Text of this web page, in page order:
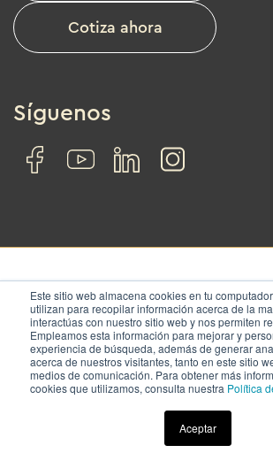
Este sitio web almacena cookies en tu
utilizan para recopilar información acerca de la
interactúas con nuestro sitio web y nos permiten
Empleamos esta información para mejorar y
experiencia de búsqueda, además de generar
acerca de nuestros visitantes, tanto en este sitio
medios de comunicación. Para obtener más
cookies que utilizamos, consulta nuestra Política
Aceptar
Cotiza ahora
Síguenos
© IZA. All rights reserved.
NosotrosSolucionesUbicaciones
Términos y condiciones|Aviso de